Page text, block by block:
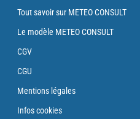
Tout savoir sur METEO CONSULT
Le modèle METEO CONSULT
CGV
CGU
Mentions légales
Infos cookies